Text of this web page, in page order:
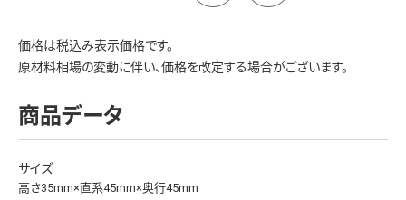
価格は税込み表示価格です。
原材料相場の変動に伴い、価格を改定する場合がございます。
商品データ
サイズ
高さ35mm×直系45mm×奥行45mm